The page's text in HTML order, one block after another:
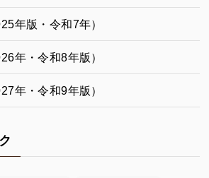
年版・令和7年）
年・令和8年版）
年・令和9年版）